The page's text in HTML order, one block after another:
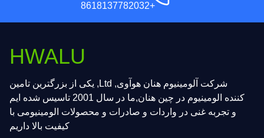
+8618137782032
HWALU
شرکت آلومینیوم هنان هوآوی, Ltd, یکی از بزرگترین تامین
کننده الومینیوم در چین هنان,ما در سال 2001 تاسیس شده ایم
و تجربه غنی در واردات و صادرات و محصولات الومینیومی با
کیفیت بالا داریم